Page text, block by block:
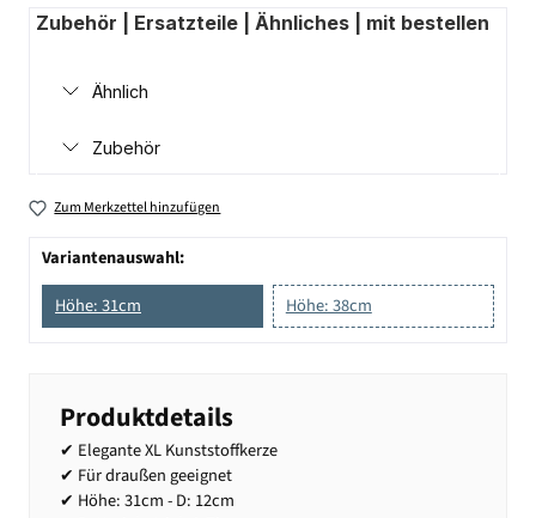
Zubehör | Ersatzteile | Ähnliches | mit bestellen
Ähnlich
Zubehör
Zum Merkzettel hinzufügen
Variantenauswahl:
Höhe: 31cm
Höhe: 38cm
Produktdetails
✔ Elegante XL Kunststoffkerze
✔ Für draußen geeignet
✔ Höhe: 31cm - D: 12cm